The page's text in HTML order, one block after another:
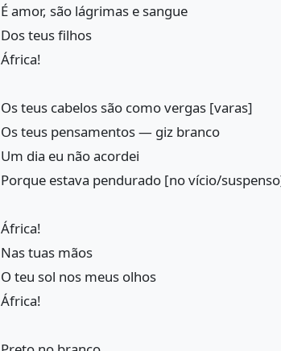
É amor, são lágrimas e sangue
Dos teus filhos
África!
Os teus cabelos são como vergas [varas]
Os teus pensamentos — giz branco
Um dia eu não acordei
Porque estava pendurado [no vício/
África!
Nas tuas mãos
O teu sol nos meus olhos
África!